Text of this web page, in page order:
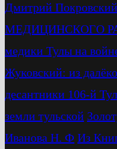
Дмитрий Покровский
МЕДИЦИНСКОГО
медики Тулы на
Жуковский: из
десантники 106-й
земли тульской
Иванова Н. Ф Из